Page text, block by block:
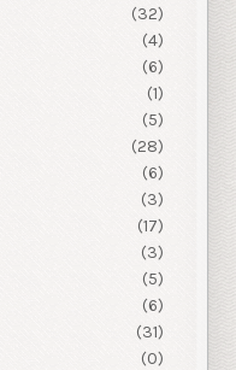
(32)
(4)
(6)
(1)
(5)
(28)
(6)
(3)
(17)
(3)
(5)
(6)
(31)
(0)